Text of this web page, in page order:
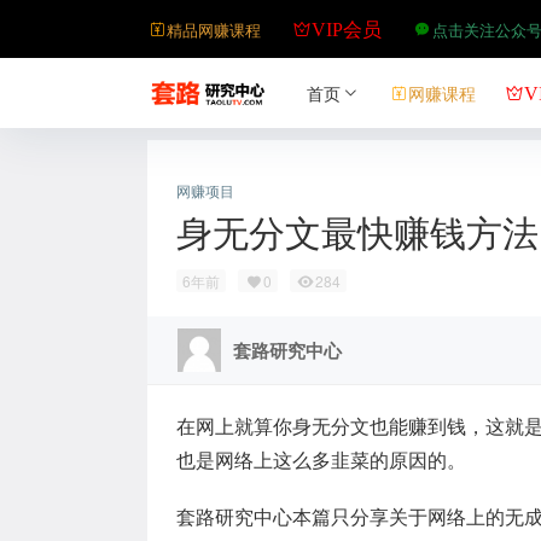
精品网赚课程 VIP会员 点击关注公众号
首页 网赚课程
网赚项目
身无分文最快赚钱方
6年前 0 284
套路研究中心
在网上就算你身无分文也能赚到钱，这就
也是网络上这么多韭菜的原因的。
套路研究中心本篇只分享关于网络上的无